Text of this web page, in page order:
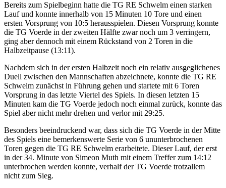
Bereits zum Spielbeginn hatte die TG RE Schwelm einen starken
Lauf und konnte innerhalb von 15 Minuten 10 Tore und einen
ersten Vorsprung von 10:5 herausspielen. Diesen Vorsprung konnte
die TG Voerde in der zweiten Hälfte zwar noch um 3 verringern,
ging aber dennoch mit einem Rückstand von 2 Toren in die
Halbzeitpause (13:11).
Nachdem sich in der ersten Halbzeit noch ein relativ ausgeglichenes
Duell zwischen den Mannschaften abzeichnete, konnte die TG RE
Schwelm zunächst in Führung gehen und startete mit 6 Toren
Vorsprung in das letzte Viertel des Spiels. In diesen letzten 15
Minuten kam die TG Voerde jedoch noch einmal zurück, konnte das
Spiel aber nicht mehr drehen und verlor mit 29:25.
Besonders beeindruckend war, dass sich die TG Voerde in der Mitte
des Spiels eine bemerkenswerte Serie von 6 ununterbrochenen
Toren gegen die TG RE Schwelm erarbeitete. Dieser Lauf, der erst
in der 34. Minute von Simeon Muth mit einem Treffer zum 14:12
unterbrochen werden konnte, verhalf der TG Voerde trotzallem
nicht zum Sieg.